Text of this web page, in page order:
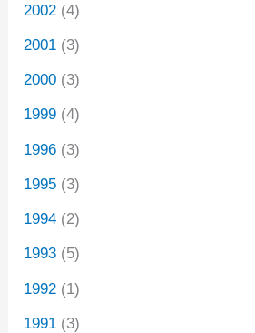
2002 (4)
2001 (3)
2000 (3)
1999 (4)
1996 (3)
1995 (3)
1994 (2)
1993 (5)
1992 (1)
1991 (3)